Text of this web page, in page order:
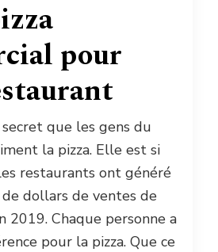
pour
secret que les gens du
la pizza. Elle est si
restaurants ont généré
dollars de ventes de
2019. Chaque personne a
pour la pizza. Que ce